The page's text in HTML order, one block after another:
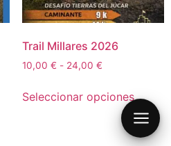
DE LA RIBERA 2026
Trail: Sendas de Gigantes
Trail Millares 2026
10,00 € - 24,00 €
Seleccionar opciones